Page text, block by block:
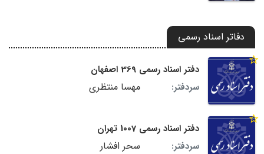
دفاتر اسناد رسمی
دفتر اسناد رسمی 369 اصفهان
سردفتر:
مهسا منتظری
دفتر اسناد رسمی 1007 تهران
سردفتر:
سحر افشار